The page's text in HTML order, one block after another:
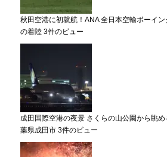
秋田空港に初就航！ANA 全日本空輸ボーイ
の着陸 3件のビュー
成田国際空港の夜景 さくらの山公園から眺
葉県成田市 3件のビュー